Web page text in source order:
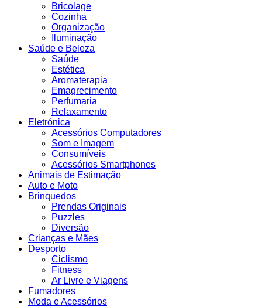
Bricolage
Cozinha
Organização
Iluminação
Saúde e Beleza
Saúde
Estética
Aromaterapia
Emagrecimento
Perfumaria
Relaxamento
Eletrónica
Acessórios Computadores
Som e Imagem
Consumíveis
Acessórios Smartphones
Animais de Estimação
Auto e Moto
Brinquedos
Prendas Originais
Puzzles
Diversão
Crianças e Mães
Desporto
Ciclismo
Fitness
Ar Livre e Viagens
Fumadores
Moda e Acessórios